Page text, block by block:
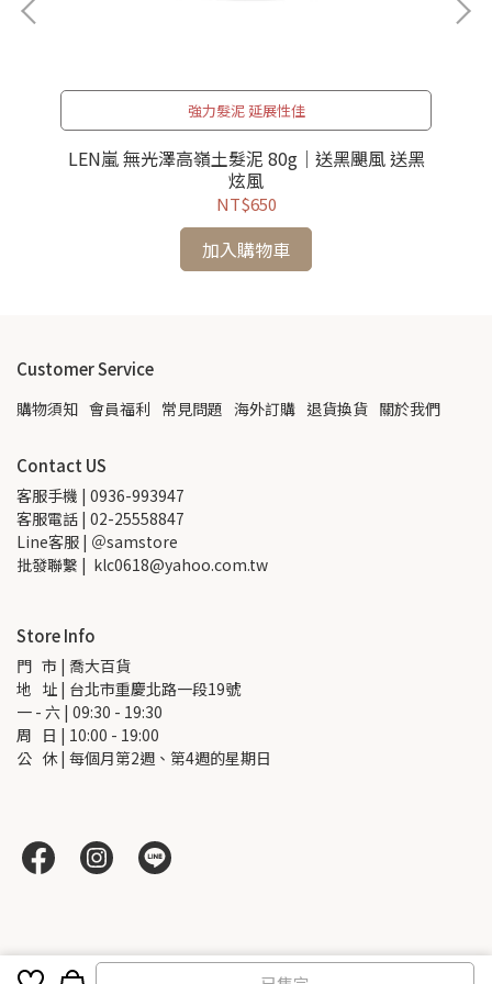
強力髮泥 延展性佳
LEN嵐 無光澤高嶺土髮泥 80g｜送黑颶風 送黑
炫風
NT$650
加入購物車
Customer Service
購物須知 會員福利 常見問題 海外訂購 退貨換貨 關於我們
Contact US
客服手機 | 0936-993947
客服電話 | 02-25558847
Line客服 | ＠samstore
批發聯繫 |  klc0618@yahoo.com.tw
Store Info
門   市 | 喬大百貨
地   址 | 台北市重慶北路一段19號
一 - 六 | 09:30 - 19:30
周   日 | 10:00 - 19:00
公   休 | 每個月第2週、第4週的星期日